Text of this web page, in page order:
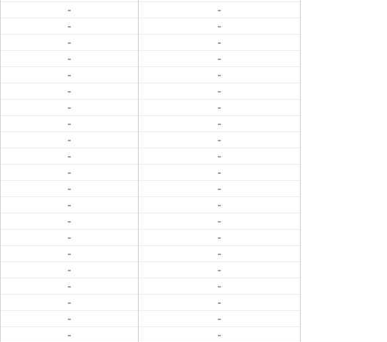
-
-
-
-
-
-
-
-
-
-
-
-
-
-
-
-
-
-
-
-
-
-
-
-
-
-
-
-
-
-
-
-
-
-
-
-
-
-
-
-
-
-